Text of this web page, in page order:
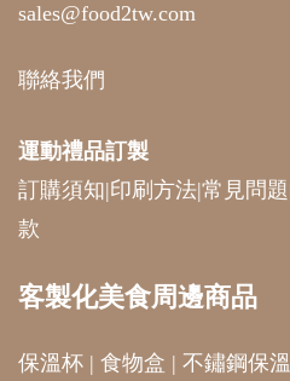
sales@food2tw.com
聯絡我們
運動禮品訂製
訂購須知|印刷方法|常見問題
款
客製化美食周邊商品
保溫杯 | 食物盒 | 不鏽鋼保